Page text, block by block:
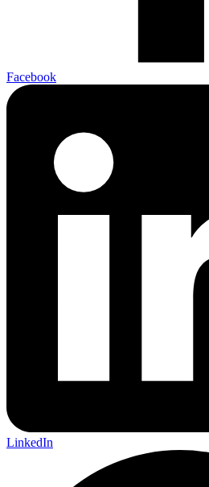
Facebook
LinkedIn